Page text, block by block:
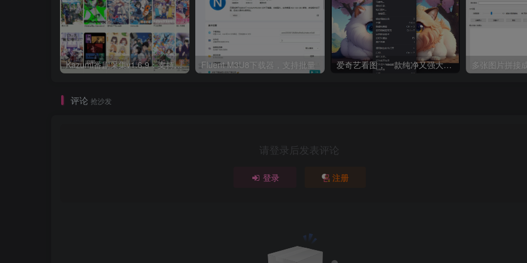
Kazumi番剧采集v1.6.9：支持自定义规则+在线观看+弹幕，跨平台下载 Fluent M3U8下载器，支持批量 爱奇艺看图，一款纯净又强大的看图工具 多张图片拼接
评论 抢沙发
请登录后发表评论
登录 注册